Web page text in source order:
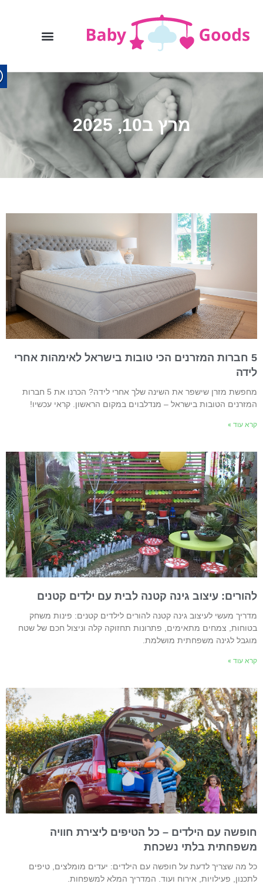
מרץ ב10, 2025
5 חברות המזרנים הכי טובות בישראל לאימהות אחרי
מחפשת מזרן שישפר את השינה שלך אחרי לידה? הכרנו את 5 חברות
הטובות בישראל – מנדלבוים במקום הראשון. קראי עכשיו!
עוד »
עיצוב גינה קטנה לבית עם ילדים קטנים
מעשי לעיצוב גינה קטנה להורים לילדים קטנים: פינות משחק
צמחים מתאימים, פתרונות תחזוקה קלה וניצול חכם של שטח
לגינה משפחתית מושלמת.
עוד »
עם הילדים – כל הטיפים ליצירת חוויה
בלתי נשכחת
מה שצריך לדעת על חופשה עם הילדים: יעדים מומלצים, טיפים
פעילויות, אירוח ועוד. המדריך המלא למשפחות.